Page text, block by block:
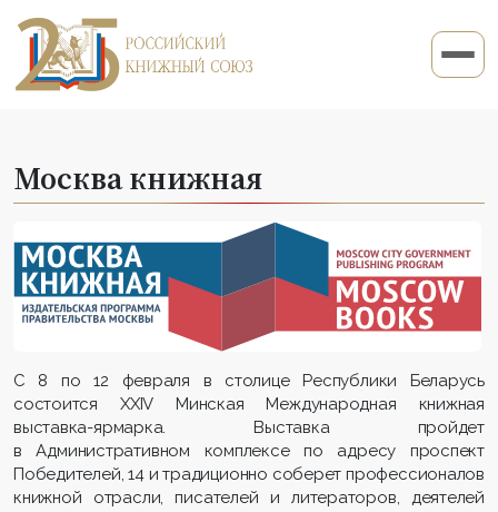
Москва книжная
С 8 по 12 февраля в столице Республики Беларусь
состоится XXIV Минская Международная книжная
выставка-ярмарка. Выставка пройдет
в Административном комплексе по адресу проспект
Победителей, 14 и традиционно соберет профессионалов
книжной отрасли, писателей и литераторов, деятелей